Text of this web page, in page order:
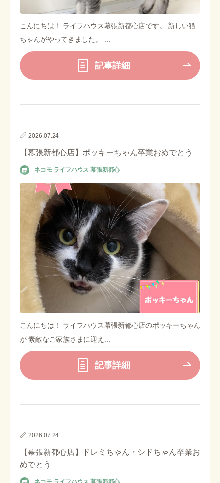
こんにちは！ ライフハウス幕張新都心店です。 新しい猫
ちゃんがやってきました。 ...
記事詳細
2026.07.24
【幕張新都心店】ポッキーちゃん卒業おめでとう
ネコモ ライフハウス 幕張新都心
こんにちは！ ライフハウス幕張新都心店のポッキーちゃん
が 素敵なご家族さまに迎え...
記事詳細
2026.07.24
【幕張新都心店】ドレミちゃん・シドちゃん卒業お
めでとう
ネコモ ライフハウス 幕張新都心